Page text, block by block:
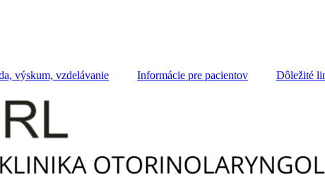
výskum, vzdelávanie Informácie pre pacientov Dôležité